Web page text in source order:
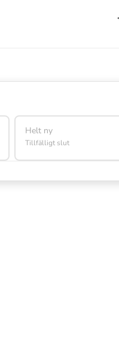
Helt ny
Tillfälligt slut